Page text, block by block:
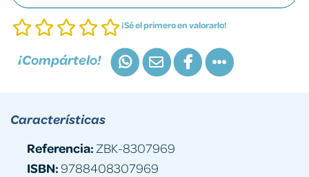
¡Sé el primero en valorarlo!
¡Compártelo!
Características
Referencia: ZBK-8307969
ISBN:9788408307969